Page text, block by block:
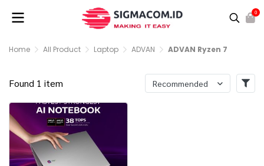
0
Home All Product Laptop ADVAN ADVAN Ryzen 7
Found 1 item Recommended